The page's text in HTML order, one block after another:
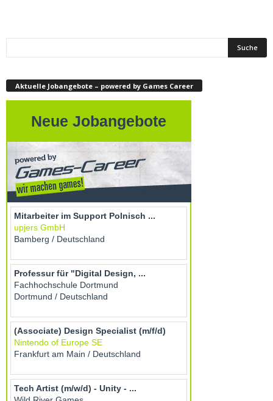
Aktuelle Jobangebote – powered by Games Career